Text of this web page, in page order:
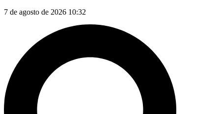
7 de agosto de 2026 10:32